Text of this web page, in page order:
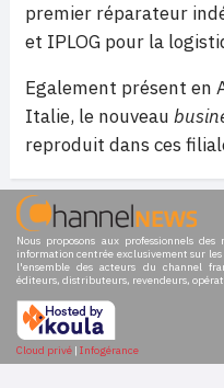
premier réparateur
et IPLOG pour la
Egalement présent en
Italie, le nouveau
reproduit dans ces
Nous proposons aux professionnels
information centrée exclusivement sur
l'ensemble des acteurs du channel
éditeurs, distributeurs, revendeurs,
Cloud privé | Infogérance